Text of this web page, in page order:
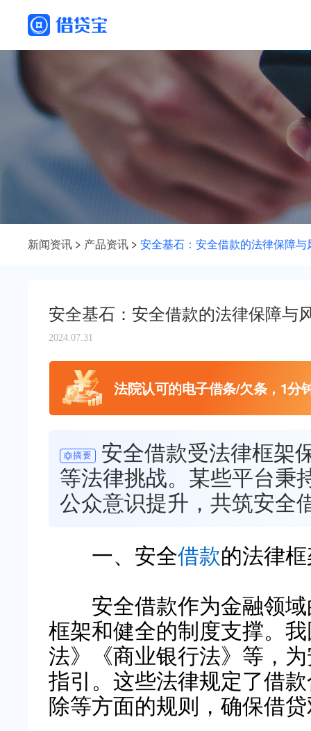
新闻资讯 产品资讯 安全基石：安全借款的法律保障与
安全基石：安全借款的法律保障与
2024.07.31
法院认可的电子借条/欠条，1分
摘要
安全借款受法律框架
等法律挑战。某些平台秉
公众意识提升，共筑安全
一、安全借款的法律
安全借款作为金融领域
框架和健全的制度支撑。
法》《商业银行法》等，
指引。这些法律规定了借
除等方面的规则，确保借